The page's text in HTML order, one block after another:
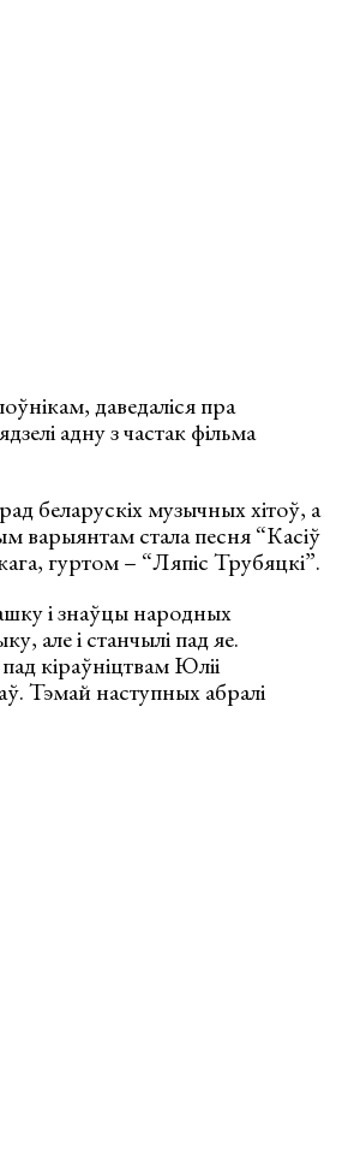
даведаліся пра
адну з частак фільма
беларускіх музычных хітоў, а
варыянтам стала песня “Касіў
гуртом – “Ляпіс Трубяцкі”.
і знаўцы народных
але і станчылі пад яе.
кіраўніцтвам Юліі
Тэмай наступных абралі